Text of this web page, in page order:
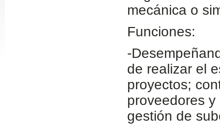
mecánica o
Funciones:
-
de realizar el
proyectos;
proveedores
gestión de